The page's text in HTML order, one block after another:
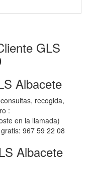
GLS
Albacete
recogida,
:
en la llamada)
967 59 22 08
Albacete